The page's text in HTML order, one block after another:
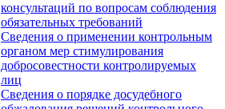
консультаций по вопросам соблюдения
обязательных требований
Сведения о применении контрольным
органом мер стимулирования
добросовестности контролируемых
лиц
Сведения о порядке досудебного